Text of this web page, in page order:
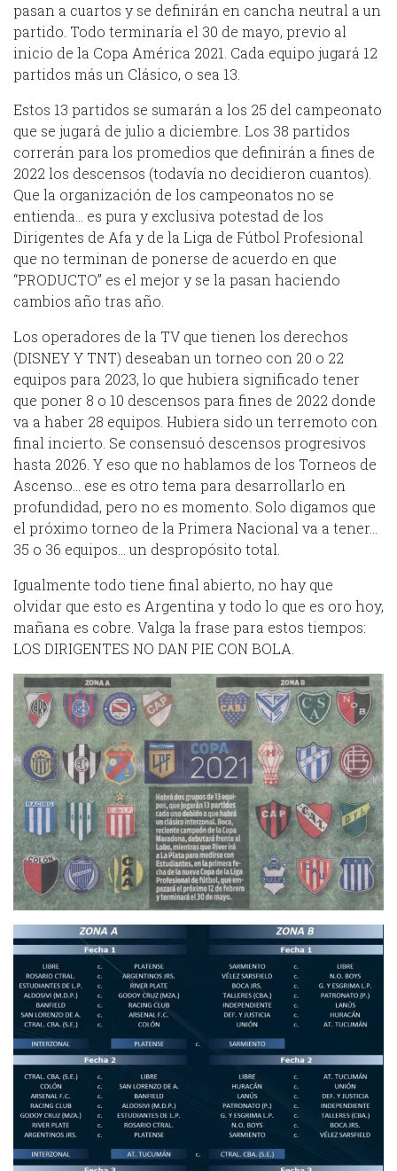
pasan a cuartos y se definirán en cancha neutral a un
partido. Todo terminaría el 30 de mayo, previo al
inicio de la Copa América 2021. Cada equipo jugará 12
partidos más un Clásico, o sea 13.
Estos 13 partidos se sumarán a los 25 del campeonato
que se jugará de julio a diciembre. Los 38 partidos
correrán para los promedios que definirán a fines de
2022 los descensos (todavía no decidieron cuantos).
Que la organización de los campeonatos no se
entienda… es pura y exclusiva potestad de los
Dirigentes de Afa y de la Liga de Fútbol Profesional
que no terminan de ponerse de acuerdo en que
“PRODUCTO” es el mejor y se la pasan haciendo
cambios año tras año.
Los operadores de la TV que tienen los derechos
(DISNEY Y TNT) deseaban un torneo con 20 o 22
equipos para 2023, lo que hubiera significado tener
que poner 8 o 10 descensos para fines de 2022 donde
va a haber 28 equipos. Hubiera sido un terremoto con
final incierto. Se consensuó descensos progresivos
hasta 2026. Y eso que no hablamos de los Torneos de
Ascenso… ese es otro tema para desarrollarlo en
profundidad, pero no es momento. Solo digamos que
el próximo torneo de la Primera Nacional va a tener…
35 o 36 equipos… un despropósito total.
Igualmente todo tiene final abierto, no hay que
olvidar que esto es Argentina y todo lo que es oro hoy,
mañana es cobre. Valga la frase para estos tiempos:
LOS DIRIGENTES NO DAN PIE CON BOLA.